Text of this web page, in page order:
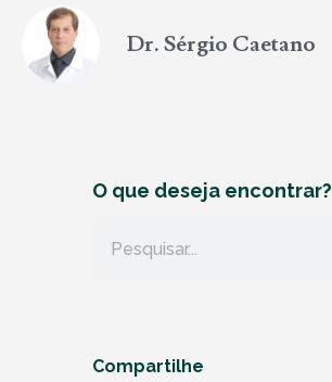
Dr. Sérgio Caetano
O que deseja encontrar?
Compartilhe